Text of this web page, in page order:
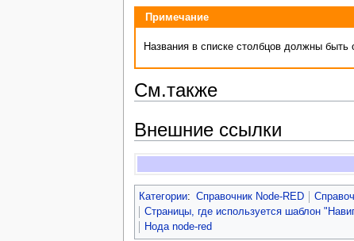
Примечание
Названия в списке столбцов должны быть
См.также
Внешние ссылки
Категории: Справочник Node-RED
Страницы, где используется шаблон
Нода node-red